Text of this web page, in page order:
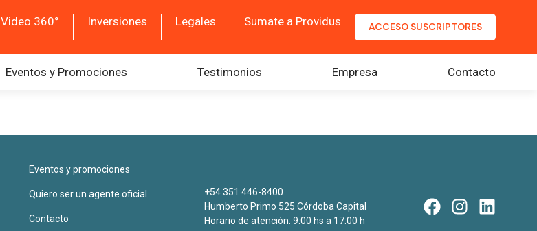
Video 360° Inversiones Legales Sumate a Providus ACCESO SUSCRIPTORES
Eventos y Promociones Testimonios Empresa Contacto
Eventos y promociones
Quiero ser un agente oficial
Contacto
+54 351 446-8400
Humberto Primo 525 Córdoba Capital
Horario de atención: 9:00 hs a 17:00 h